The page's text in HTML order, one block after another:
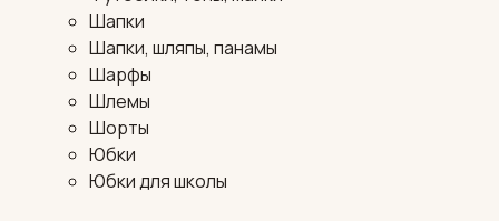
Шапки
Шапки, шляпы, панамы
Шарфы
Шлемы
Шорты
Юбки
Юбки для школы